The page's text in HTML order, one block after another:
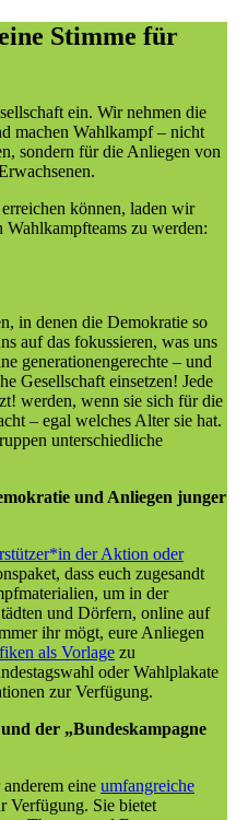
Stimme für
ein. Wir nehmen die
machen Wahlkampf – nicht
sondern für die Anliegen von
können, laden wir
Wahlkampfteams zu werden:
in denen die Demokratie so
auf das fokussieren, was uns
generationengerechte – und
Gesellschaft einsetzen! Jede
werden, wenn sie sich für die
– egal welches Alter sie hat.
unterschiedliche
und Anliegen junger
der Aktion oder
dass euch zugesandt
um in der
und Dörfern, online auf
ihr mögt, eure Anliegen
als Vorlage zu
oder Wahlplakate
zur Verfügung.
der „Bundeskampagne
eine umfangreiche
Verfügung. Sie bietet